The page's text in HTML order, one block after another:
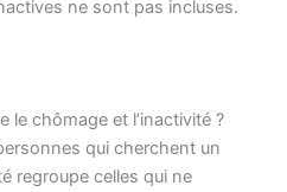
ne sont pas incluses.
le chômage et l’inactivité ?
qui cherchent un
regroupe celles qui ne